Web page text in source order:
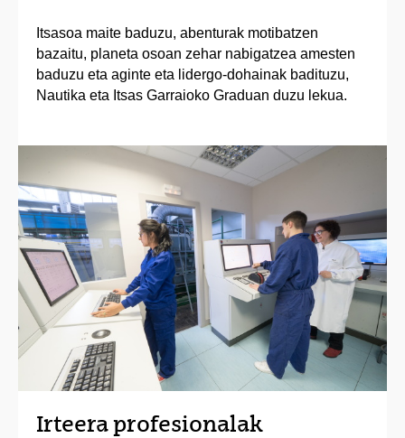
Itsasoa maite baduzu, abenturak motibatzen
bazaitu, planeta osoan zehar nabigatzea amesten
baduzu eta aginte eta lidergo-dohainak badituzu,
Nautika eta Itsas Garraioko Graduan duzu lekua.
Irteera profesionalak